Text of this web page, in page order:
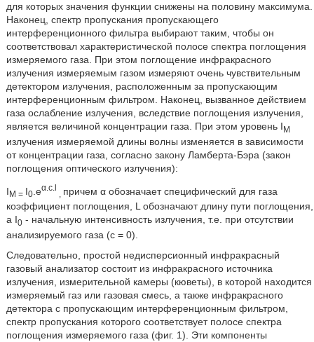
для которых значения функции снижены на половину максимума.
Наконец, спектр пропускания пропускающего
интерференционного фильтра выбирают таким, чтобы он
соответствовал характеристической полосе спектра поглощения
измеряемого газа. При этом поглощение инфракрасного
излучения измеряемым газом измеряют очень чувствительным
детектором излучения, расположенным за пропускающим
интерференционным фильтром. Наконец, вызванное действием
газа ослабление излучения, вследствие поглощения излучения,
является величиной концентрации газа. При этом уровень IM
излучения измеряемой длины волны изменяется в зависимости
от концентрации газа, согласно закону Ламберта-Бэра (закон
поглощения оптического излучения):
I M = I0.eα.c.l
причем α обозначает специфический для газа
коэффициент поглощения, L обозначают длину пути поглощения,
а I0- начальную интенсивность излучения, т.е. при отсутствии
анализируемого газа (c = 0).
Следовательно, простой недисперсионный инфракрасный
газовый анализатор состоит из инфракрасного источника
излучения, измерительной камеры (кюветы), в которой находится
измеряемый газ или газовая смесь, а также инфракрасного
детектора с пропускающим интерференционным фильтром,
спектр пропускания которого соответствует полосе спектра
поглощения измеряемого газа (фиг. 1). Эти компоненты